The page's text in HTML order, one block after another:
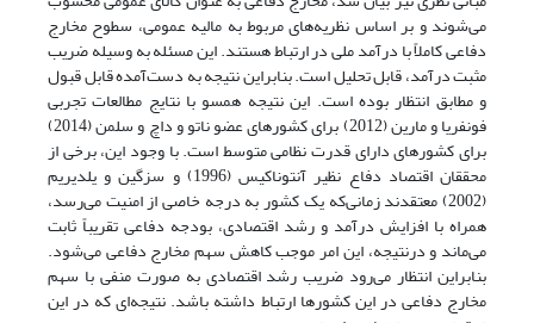
می‌شوند و بر اساس نظریه‌های مربوط به مالیه عمومی، سطوح مخارج
دفاعی کاملاً با درآمد ملی در ارتباط هستند. این مسئله به وسیله ضریب
مثبت درآمد، قابل تحلیل است. بنابراین نتیجه به دست‌آمده قابل قبول
و مطابق انتظار بوده است. این نتیجه همسو با نتایج مطالعات تجربی
فونفریا و مارین (2012) برای کشورهای عضو ناتو و داچ و سلمن (2014)
برای کشورهای دارای قدرت نظامی متوسط است. با وجود این، برخی از
محققان اقتصاد دفاع نظیر آنتوناکیس (1996) و سزگین و یلدیریم
(2002) معتقدند زمانی‌که یک کشور به درجه خاصی از امنیت می‌رسد،
همراه با افزایش درآمد و رشد اقتصادی، بودجه دفاعی تقریباً ثابت
می‌ماند و درنتیجه، این امر موجب کاهش سهم مخارج دفاعی می‌شود.
بنابراین انتظار می‌رود ضریب رشد اقتصادی به صورت منفی با سهم
مخارج دفاعی در این کشورها ارتباط داشته باشد. نتیجه‌ای که در این